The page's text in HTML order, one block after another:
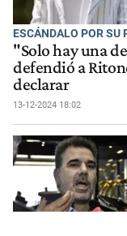
ESCÁNDALO POR SU
"Solo hay una
defendió a
declarar
13-12-2024 18:02